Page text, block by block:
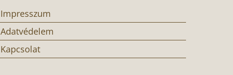
Impresszum
Adatvédelem
Kapcsolat